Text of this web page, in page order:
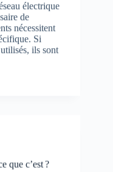
électrique
de
nécessitent
Si
ils sont
que c’est ?